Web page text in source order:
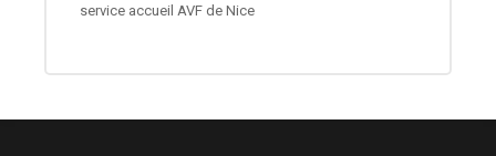
service accueil AVF de Nice